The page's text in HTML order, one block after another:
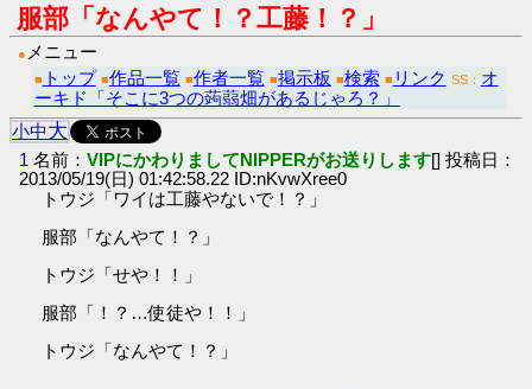
服部「なんやて！？工藤！？」
● メニュー
■ トップ ■作品一覧 ■作者一覧 ■掲示板 ■検索 ■ リンク SS： オ
ーキド「そこに3つの蒟蒻畑があるじゃろ？」
小中大
1 名前：VIPにかわりましてNIPPERがお送りします[] 投稿日：
2013/05/19(日) 01:42:58.22 ID:nKvwXree0
トウジ「ワイは工藤やないで！？」
服部「なんやて！？」
トウジ「せや！！」
服部「！？…使徒や！！」
トウジ「なんやて！？」